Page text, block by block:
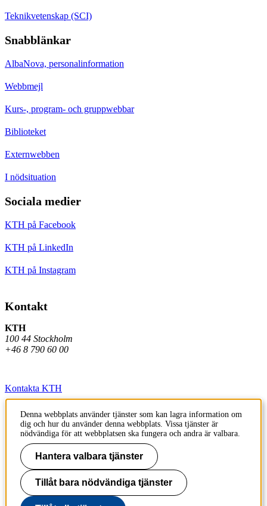
Teknikvetenskap (SCI)
Snabblänkar
AlbaNova, personalinformation
Webbmejl
Kurs-, program- och gruppwebbar
Biblioteket
Externwebben
I nödsituation
Sociala medier
KTH på Facebook
KTH på LinkedIn
KTH på Instagram
Kontakt
KTH
100 44 Stockholm
+46 8 790 60 00
Kontakta KTH
Jobba på KTH
Press och media
Faktura och betalning KTH
Om KTH:s webbplatser
Tillgänglighetsredogörelse
Denna webbplats använder tjänster som kan lagra information om
dig och hur du använder denna webbplats. Vissa tjänster är
nödvändiga för att webbplatsen ska fungera och andra är valbara.
Hantera valbara tjänster
Tillåt bara nödvändiga tjänster